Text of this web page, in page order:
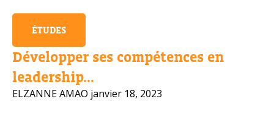
ÉTUDES
Développer ses compétences en
leadership...
ELZANNE AMAO janvier 18, 2023